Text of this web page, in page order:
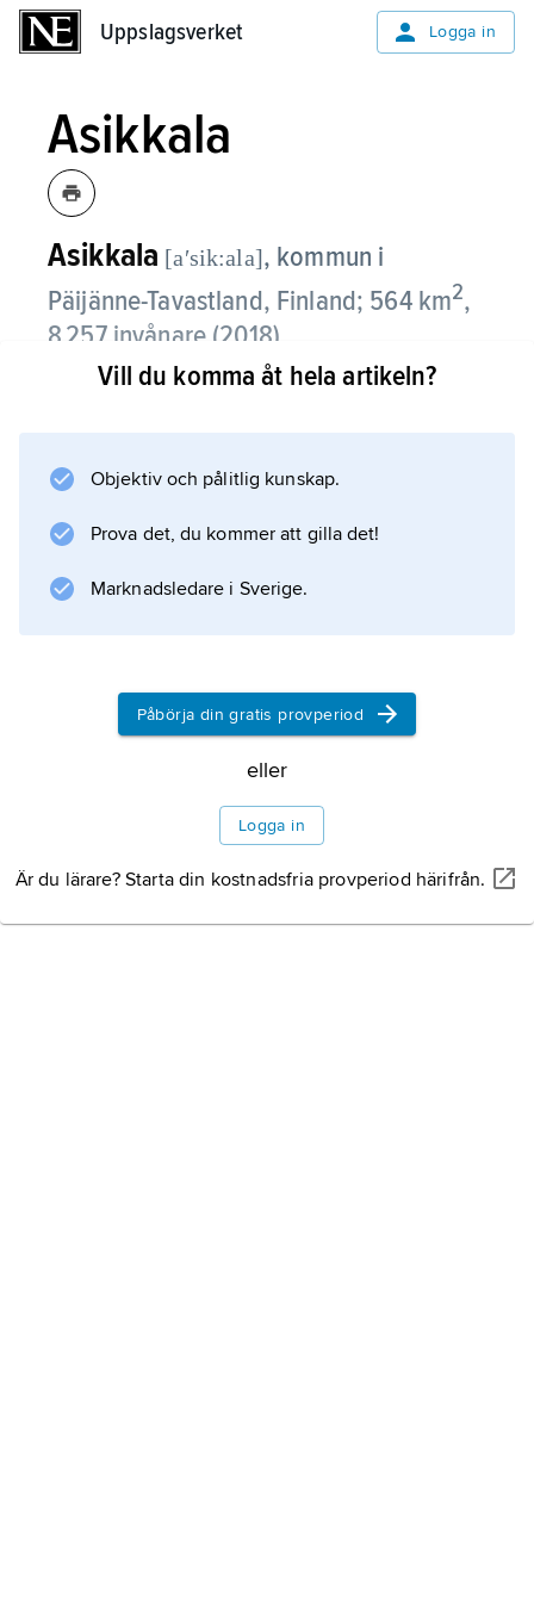
Uppslagsverket Logga in
Asikkala
Asikkala [aʹsik:ala], kommun i
Päijänne-Tavastland, Finland; 564 km2,
8 257 invånare (2018).
Asikkala ligger naturskönt vid sjöarna Päijänne
Kommunen har en betydande
sommarbosättning.
Vill du komma åt hela artikeln?
Objektiv och pålitlig kunskap.
Prova det, du kommer att gilla det!
Marknadsledare i Sverige.
Påbörja din gratis provperiod
eller
Logga in
Är du lärare? Starta din kostnadsfria provperiod härifrån.